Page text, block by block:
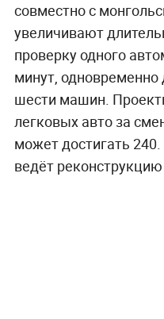
совместно с
увеличивают
проверку одного
минут,
шести машин.
легковых авто за
может достигать
ведёт